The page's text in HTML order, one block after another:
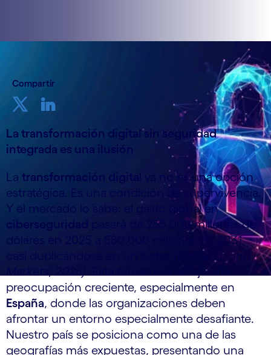
Compartir
La transformación digital sin seguridad
integrada es una ilusión
La transformación digita
l ya no es una opción
estratégica. Es una condición de supervivencia.
Y el mercado lo sabe: el gasto global en
ciberseguridad
pasará de 255.000 millones de
dólares en 2025 a 580.000 millones en 2031,
(Research and
. Esta tendencia refleja una
preocupación creciente, especialmente en
España, donde las organizaciones deben
afrontar un entorno especialmente desafiante.
Nuestro país se posiciona como una de las
geografías más expuestas, presentando una